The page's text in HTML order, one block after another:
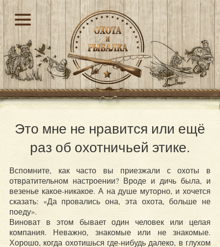
Это мне не нравится или ещё
раз об охотничьей этике.
Вспомните, как часто вы приезжали с охоты в
отвратительном настроении? Вроде и дичь была, и
везенье какое-никакое. А на душе муторно, и хочется
сказать: «Да провались она, эта охота, больше не
поеду».
Виноват в этом бывает один человек или целая
компания. Неважно, знакомые или не знакомые.
Хорошо, когда охотишься где-нибудь далеко, в глухом